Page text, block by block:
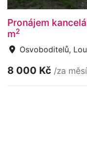
Pronájem
m2
Osvoboditelů,
8 000 Kč /za